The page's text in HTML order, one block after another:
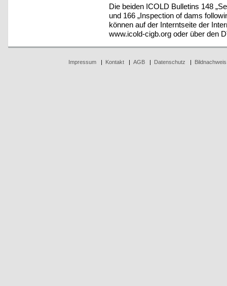
Die beiden ICOLD Bulletins 148
und 166 „Inspection of dams
können auf der Interntseite der
www.icold-cigb.org oder über den
Impressum| Kontakt| AGB| Datenschutz Bildnachweis